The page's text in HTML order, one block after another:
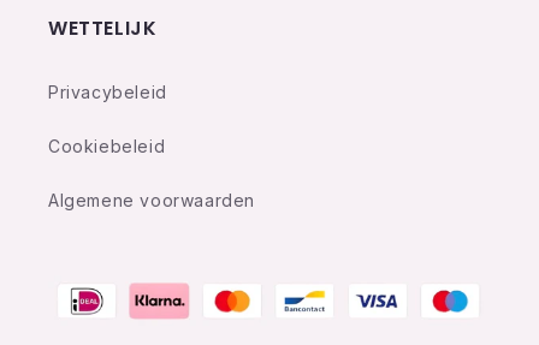
WETTELIJK
Privacybeleid
Cookiebeleid
Algemene voorwaarden